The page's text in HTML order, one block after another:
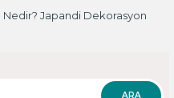
Japandi Dekorasyon
ARA